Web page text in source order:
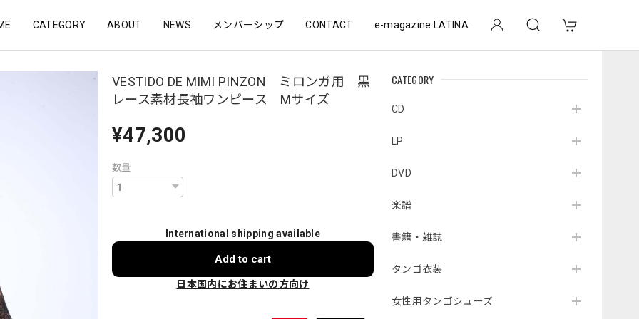
CATEGORY ABOUT NEWS メンバーシップ CONTACT e-magazine LATINA
CATEGORY
CD
LP
DVD
楽譜
書籍・雑誌
タンゴ衣装
女性用タンゴシューズ
VESTIDO DE MIMI PINZON ミロンガ用 黒
レース素材長袖ワンピース Mサイズ
¥47,300
数量
International shipping available
Add to cart
日本国内にお住まいの方向け